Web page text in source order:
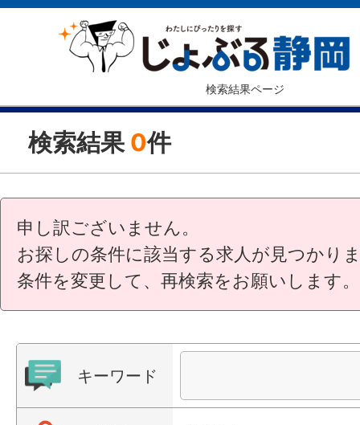
検索結果ページ
検索結果 0件
申し訳ございません。
お探しの条件に該当する求人が見つかり
条件を変更して、再検索をお願いします。
キーワード